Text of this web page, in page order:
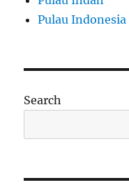
Pulau Indonesia
Search